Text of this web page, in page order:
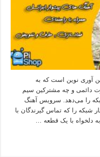
آوری نوین است که به
دائمی و چه مشترکین سیم
را می‌دهد. سرویس آهنگ
شبکه را که تماس گیرندگان با
دلخواه با یک قطعه …